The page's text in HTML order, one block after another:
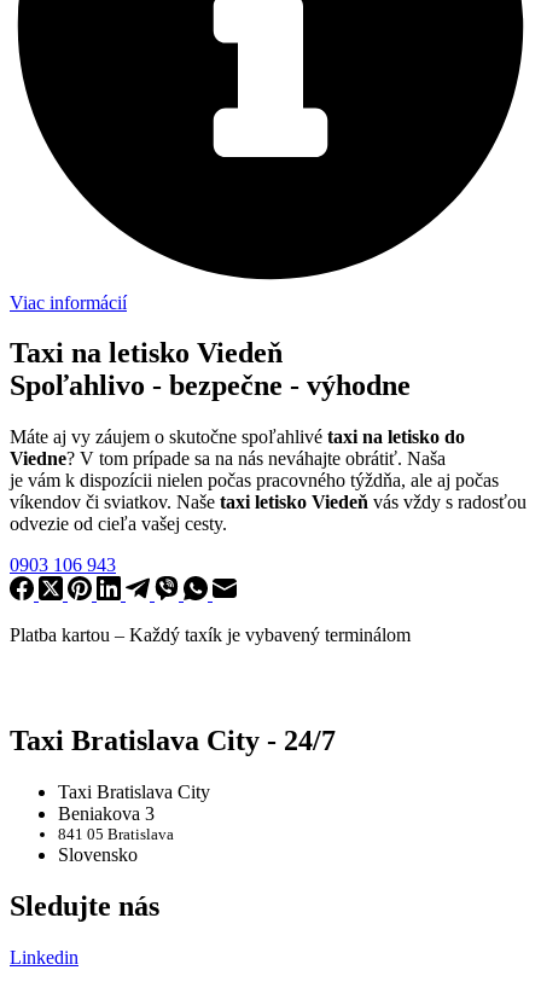
Viac informácií
Taxi na letisko Viedeň
Spoľahlivo - bezpečne - výhodne
Máte aj vy záujem o skutočne spoľahlivé taxi na letisko do
Viedne? V tom prípade sa na nás neváhajte obrátiť. Naša
je vám k dispozícii nielen počas pracovného týždňa, ale aj počas
víkendov či sviatkov. Naše taxi letisko Viedeň vás vždy s radosťou
odvezie od cieľa vašej cesty.
0903 106 943
Platba kartou – Každý taxík je vybavený terminálom
Taxi Bratislava City - 24/7
Taxi Bratislava City
Beniakova 3
841 05 Bratislava
Slovensko
Sledujte nás
Linkedin